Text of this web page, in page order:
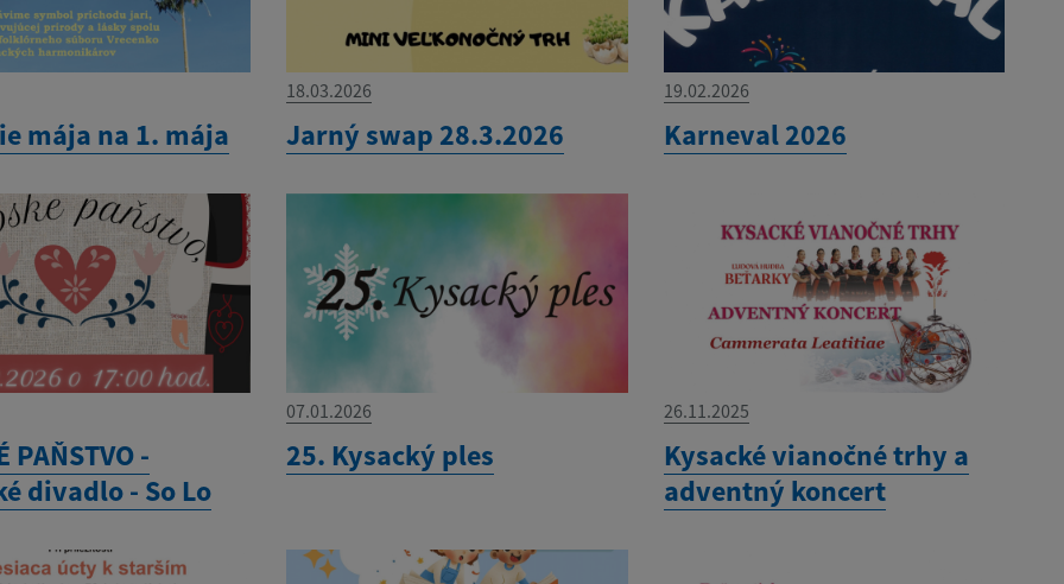
mája na 1. mája
18.03.2026
Jarný swap 28.3.2026
19.02.2026
Karneval 2026
PAŇSTVO -
divadlo - So Lo
07.01.2026
25. Kysacký ples
26.11.2025
Kysacké vianočné trhy a
adventný koncert